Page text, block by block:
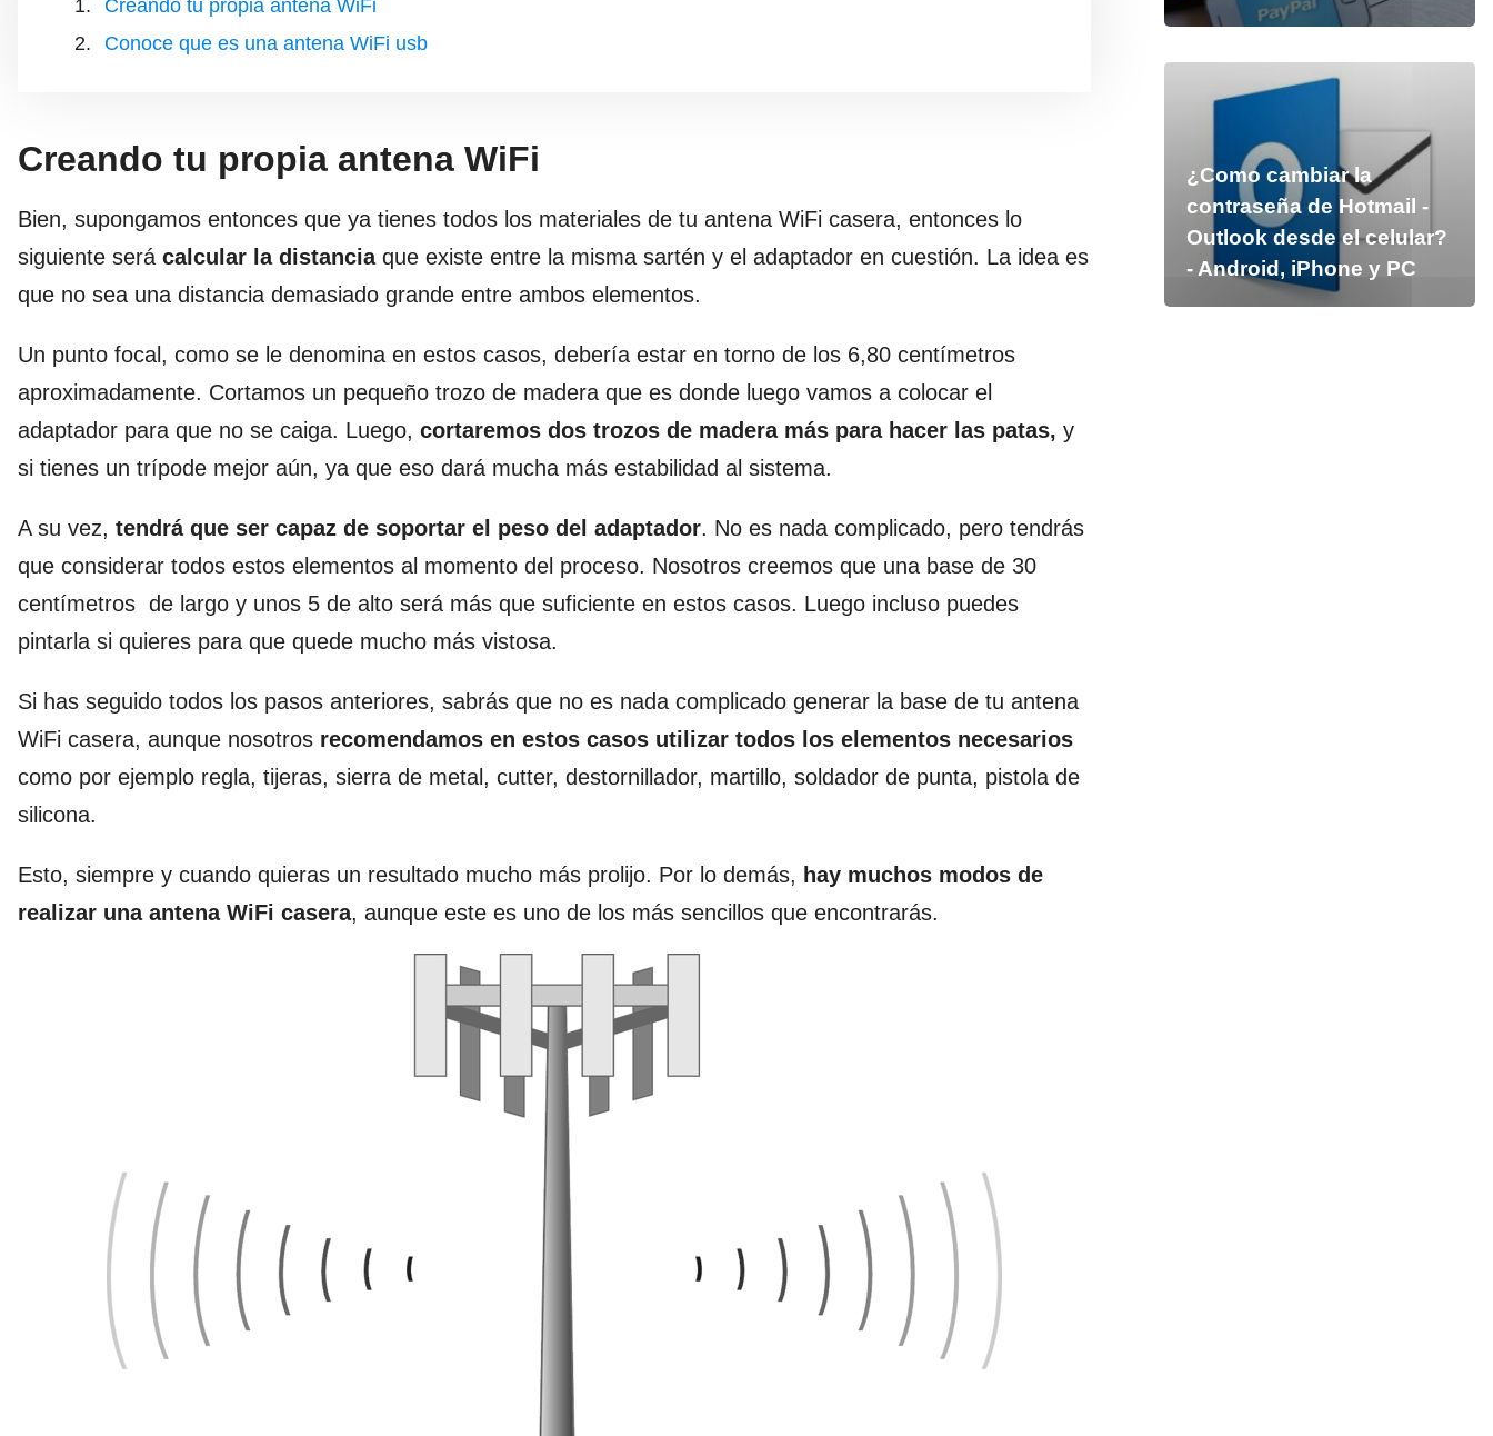
Creando tu propia antena WiFi
Conoce que es una antena WiFi usb
Creando tu propia antena WiFi
Bien, supongamos entonces que ya tienes todos los materiales de tu antena WiFi casera, entonces lo
siguiente será calcular la distanciaque existe entre la misma sartén y el adaptador en cuestión. La idea es
que no sea una distancia demasiado grande entre ambos elementos.
Un punto focal, como se le denomina en estos casos, debería estar en torno de los 6,80 centímetros
aproximadamente. Cortamos un pequeño trozo de madera que es donde luego vamos a colocar el
adaptador para que no se caiga. Luego, cortaremos dos trozos de madera más para hacer las patas, y
si tienes un trípode mejor aún, ya que eso dará mucha más estabilidad al sistema.
A su vez, tendrá que ser capaz de soportar el peso del adaptador. No es nada complicado, pero tendrás
que considerar todos estos elementos al momento del proceso. Nosotros creemos que una base de 30
centímetros de largo y unos 5 de alto será más que suficiente en estos casos. Luego incluso puedes
pintarla si quieres para que quede mucho más vistosa.
Si has seguido todos los pasos anteriores, sabrás que no es nada complicado generar la base de tu antena
WiFi casera, aunque nosotros recomendamos en estos casos utilizar todos los elementos necesarios
como por ejemplo regla, tijeras, sierra de metal, cutter, destornillador, martillo, soldador de punta, pistola de
silicona.
Esto, siempre y cuando quieras un resultado mucho más prolijo. Por lo demás, hay muchos modos de
realizar una antena WiFi casera, aunque este es uno de los más sencillos que encontrarás.
¿Como cambiar la
contraseña de Hotmail -
Outlook desde el celular?
- Android, iPhone y PC